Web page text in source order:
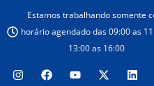
Estamos trabalhando somente
horário agendado das 09:00 as
13:00 as 16:00